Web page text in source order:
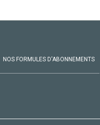
NOS FORMULES D'ABONNEMENTS